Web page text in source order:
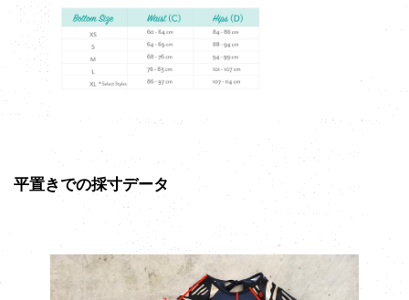
平置きでの採寸データ